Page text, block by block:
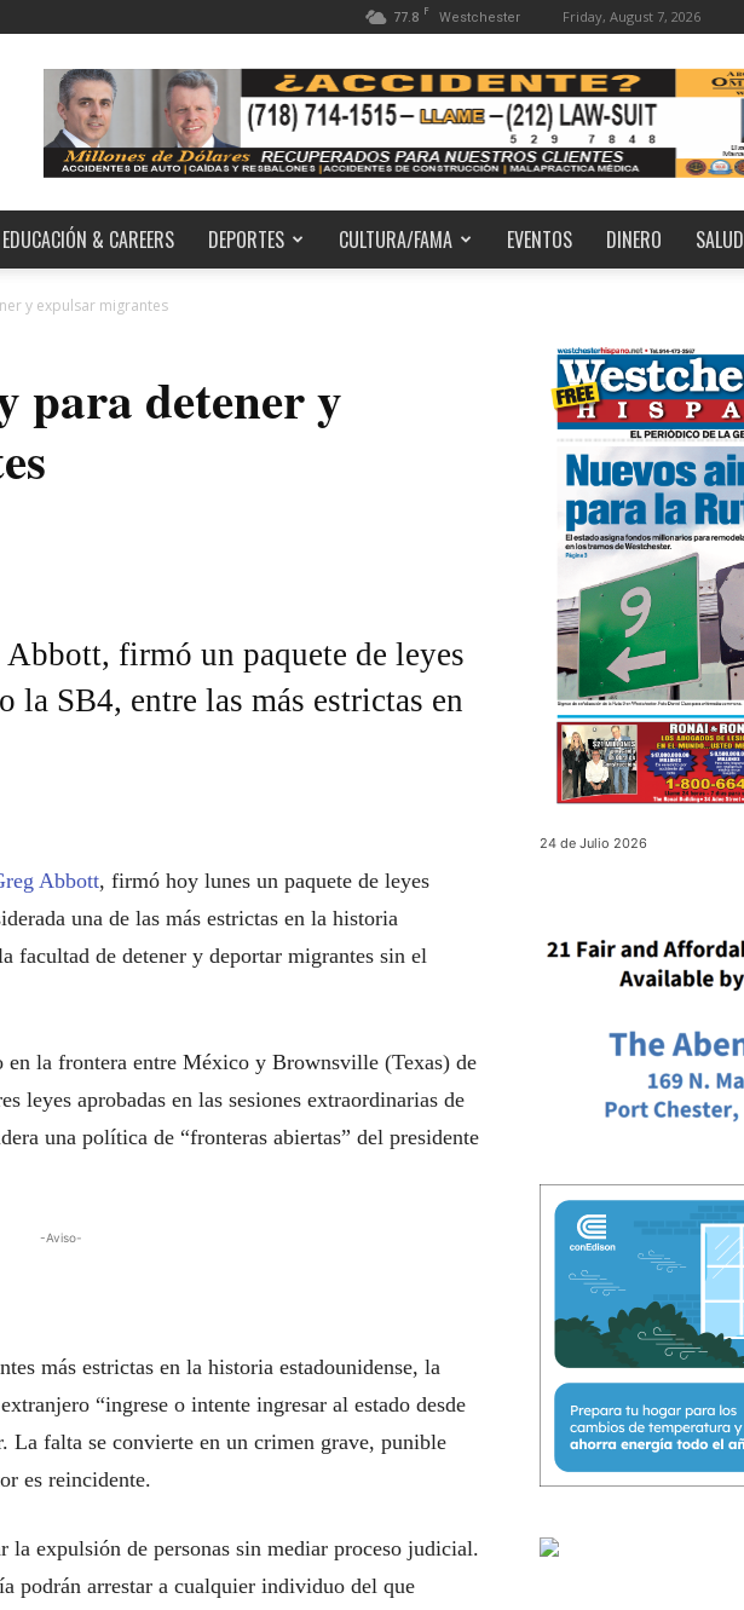
77.8 F Westchester Friday, August 7, 2026
EDUCACIÓN & CAREERS DEPORTES CULTURA/FAMA EVENTOS DINERO SALUD
y expulsar migrantes
para detener y
firmó un paquete de leyes
SB4, entre las más estrictas en
Abbott, firmó hoy lunes un paquete de leyes
una de las más estrictas en la historia
facultad de detener y deportar migrantes sin el
en la frontera entre México y Brownsville (Texas) de
leyes aprobadas en las sesiones extraordinarias de
una política de “fronteras abiertas” del presidente
-Aviso-
más estrictas en la historia estadounidense, la
“ingrese o intente ingresar al estado desde
La falta se convierte en un crimen grave, punible
es reincidente.
expulsión de personas sin mediar proceso judicial.
podrán arrestar a cualquier individuo del que
24 de Julio 2026